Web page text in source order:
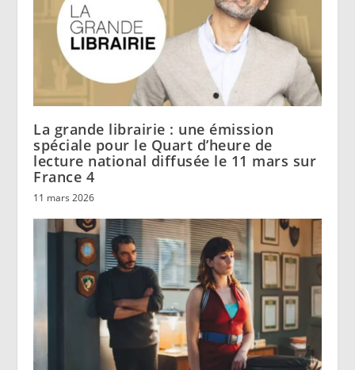
La grande librairie : une émission
spéciale pour le Quart d’heure de
lecture national diffusée le 11 mars sur
France 4
11 mars 2026